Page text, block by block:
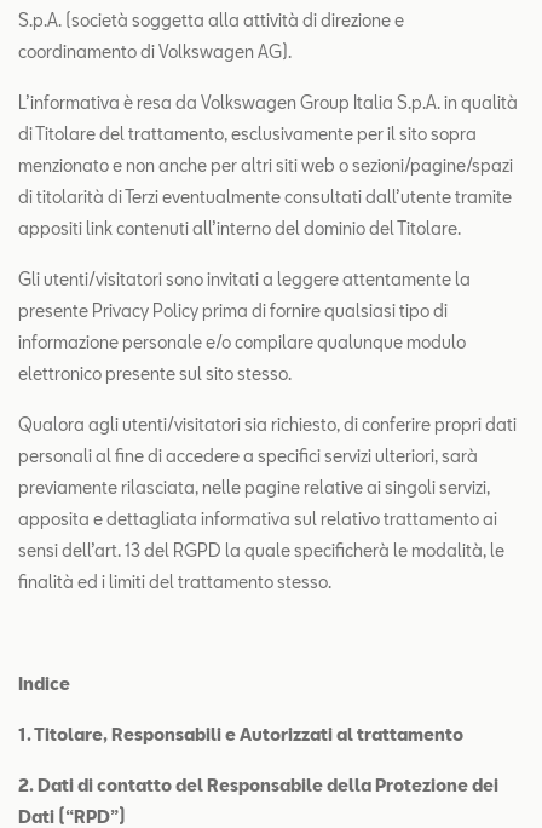
Contatti
Configuratore
S.p.A. (società soggetta alla attività di direzione e
coordinamento di Volkswagen AG).
L’informativa è resa da Volkswagen Group Italia S.p.A. in qualità
di Titolare del trattamento, esclusivamente per il sito sopra
menzionato e non anche per altri siti web o sezioni/pagine/spazi
di titolarità di Terzi eventualmente consultati dall’utente tramite
appositi link contenuti all’interno del dominio del Titolare.
Gli utenti/visitatori sono invitati a leggere attentamente la
presente Privacy Policy prima di fornire qualsiasi tipo di
informazione personale e/o compilare qualunque modulo
elettronico presente sul sito stesso.
Qualora agli utenti/visitatori sia richiesto, di conferire propri dati
personali al fine di accedere a specifici servizi ulteriori, sarà
previamente rilasciata, nelle pagine relative ai singoli servizi,
apposita e dettagliata informativa sul relativo trattamento ai
sensi dell’art. 13 del RGPD la quale specificherà le modalità, le
finalità ed i limiti del trattamento stesso.
Indice
1. Titolare, Responsabili e Autorizzati al trattamento
2.Dati di contatto del Responsabile della Protezione dei
Dati (“RPD”)